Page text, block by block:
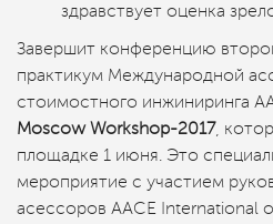
здравствует оценка
Завершит конференцию
практикум Международной
стоимостного инжиниринга
Moscow Workshop-2017,
площадке 1 июня. Это
мероприятие с участием
асессоров ААСЕ International